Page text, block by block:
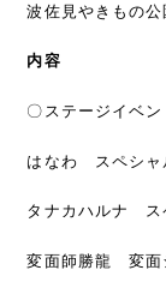
波佐見やきもの
内容
〇ステージイベン
はなわ スペシャ
タナカハルナ ス
変面師勝龍 変面